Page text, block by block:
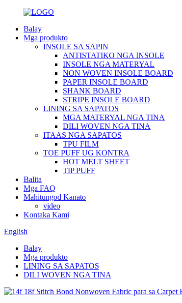
Balay
Mga produkto
INSOLE SA SAPIN
ANTISTATIKO NGA INSOLE
INSOLE NGA MATERYAL
NON WOVEN INSOLE BOARD
PAPER INSOLE BOARD
SHANK BOARD
STRIPE INSOLE BOARD
LINING SA SAPATOS
MGA MATERYAL NGA TINA
DILI WOVEN NGA TINA
ITAAS NGA SAPATOS
TPU FILM
TOE PUFF UG KONTRA
HOT MELT SHEET
TIP PUFF
Balita
Mga FAQ
Mahitungod Kanato
video
Kontaka Kami
English
Balay
Mga produkto
LINING SA SAPATOS
DILI WOVEN NGA TINA